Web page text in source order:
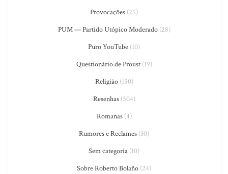
Provocações (25)
PUM — Partido Utópico Moderado(28)
Puro YouTube (10)
Questionário de Proust(19)
Religião(150)
Resenhas(504)
Romanas(4)
Rumores e Reclames (30)
Sem categoria (10)
Sobre Roberto Bolaño (24)